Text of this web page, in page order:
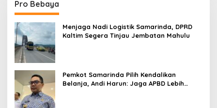
Pro Bebaya
Menjaga Nadi Logistik Samarinda, DPRD
Kaltim Segera Tinjau Jembatan Mahulu
Pemkot Samarinda Pilih Kendalikan
Belanja, Andi Harun: Jaga APBD Lebih